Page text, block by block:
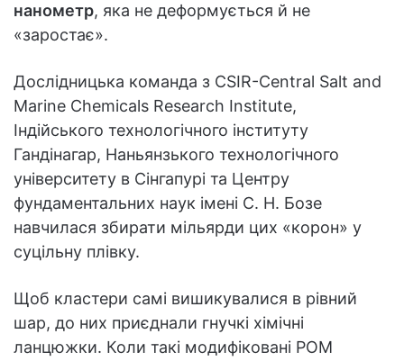
нанометр, яка не деформується й не
«заростає».
Дослідницька команда з CSIR-Central Salt and
Marine Chemicals Research Institute,
Індійського технологічного інституту
Гандінагар, Наньянзького технологічного
університету в Сінгапурі та Центру
фундаментальних наук імені С. Н. Бозе
навчилася збирати мільярди цих «корон» у
суцільну плівку.
Щоб кластери самі вишикувалися в рівний
шар, до них приєднали гнучкі хімічні
ланцюжки. Коли такі модифіковані POM